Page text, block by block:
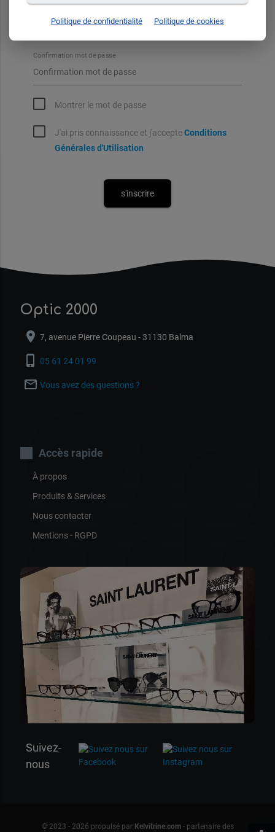
Confirmation mot de passe
Montrer le mot de passe
J'ai pris connaissance et j'accepteConditions
Générales d'Utilisation
Optic 2000
location_on 7, avenue Pierre Coupeau - 31130 Balma
phone_iphone 05 61 24 01 99
mail_outline Vous avez des questions ?
Accès rapide
À propos
Produits & Services
Nous contacter
Mentions - RGPD
Suivez-
nous
© 2023 - 2026 propulsé par Kelvitrine.com- partenaire des
Politique de confidentialité Politique de cookies